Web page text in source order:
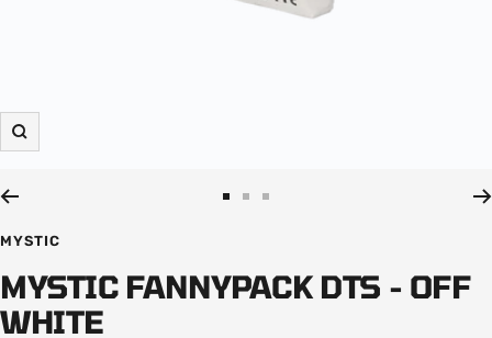
Zooma
1
2 3
MYSTIC
MYSTIC FANNYPACK DTS - OFF
WHITE